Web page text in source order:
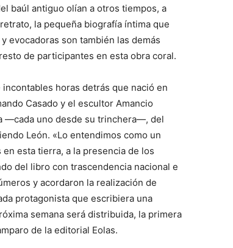
baúl antiguo olían a otros tiempos, a
la pequeña biografía íntima que
evocadoras son también las demás
de participantes en esta obra coral.
incontables horas detrás que nació en
Casado y el escultor Amancio
—cada uno desde su trinchera—, del
León. «Lo entendimos como un
esta tierra, a la presencia de los
del libro con trascendencia nacional e
y acordaron la realización de
protagonista que escribiera una
semana será distribuida, la primera
de la editorial Eolas.